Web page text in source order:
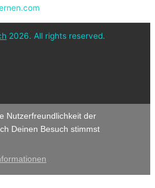
2026. All rights reserved.
Nutzerfreundlichkeit der
Deinen Besuch stimmst